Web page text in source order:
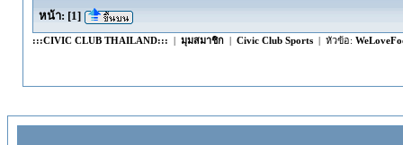
หน้า: [1]
:::CIVIC CLUB THAILAND::: | มุมสมาชิก| Civic Club Sports| หัวข้อ: